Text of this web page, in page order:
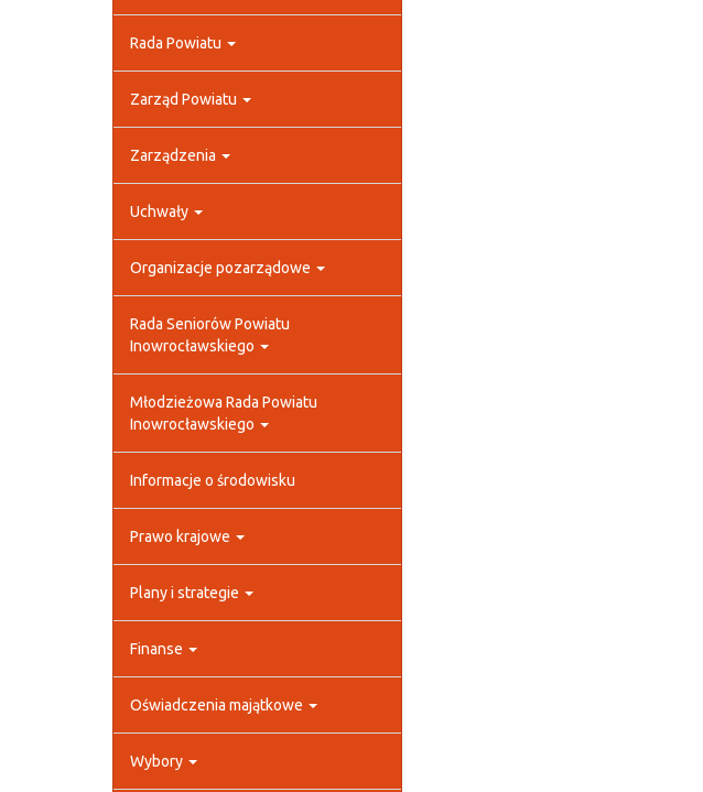
Rada Powiatu
Zarząd Powiatu
Zarządzenia
Uchwały
Organizacje pozarządowe
Rada Seniorów Powiatu
Inowrocławskiego
Młodzieżowa Rada Powiatu
Inowrocławskiego
Informacje o środowisku
Prawo krajowe
Plany i strategie
Finanse
Oświadczenia majątkowe
Wybory